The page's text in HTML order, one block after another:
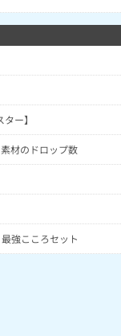
ー】
材のドロップ数
強こころセット